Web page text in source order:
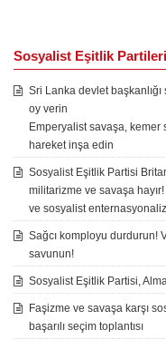
Sosyalist Eşitlik Partileri
Sri Lanka devlet
oy verin
Emperyalist savaşa, kemer
hareket inşa edin
Sosyalist Eşitlik Partisi
militarizme ve savaşa
ve sosyalist
Sağcı komployu durdurun!
savunun!
Sosyalist Eşitlik Partisi,
Faşizme ve savaşa karşı
başarılı seçim toplantısı